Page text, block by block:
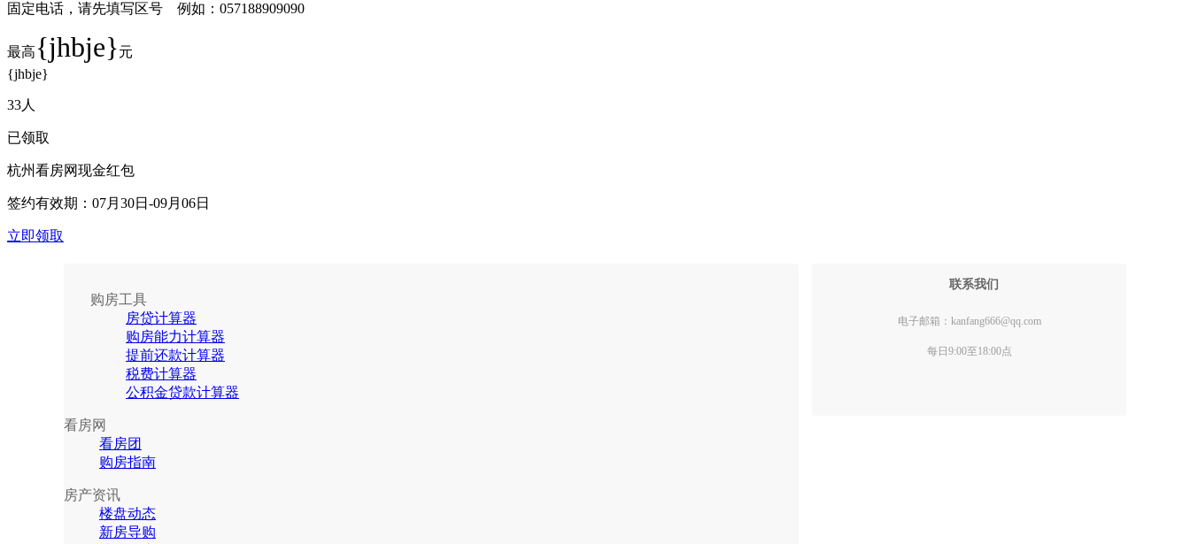
固定电话，请先填写区号 例如：057188909090
最高 {jhbje}元
{jhbje}
33人
已领取
杭州看房网现金红包
签约有效期： 07月30日-09月06日
立即领取
购房工具
房贷计算器
购房能力计算器
提前还款计算器
税费计算器
公积金贷款计算器
看房网
看房团
购房指南
房产资讯
楼盘动态
新房导购
联系我们
电子邮箱：kanfang666@qq.com
每日9:00至18:00点